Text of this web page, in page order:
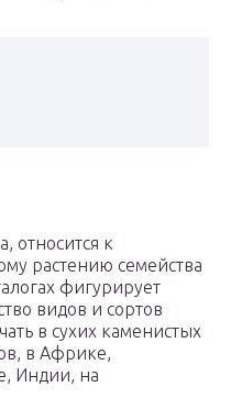
относится к
растению семейства
фигурирует
видов и сортов
в сухих каменистых
в Африке,
Индии, на